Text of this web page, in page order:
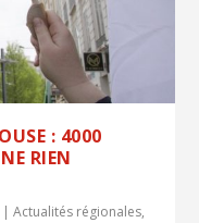
: 4000
RIEN
|Actualités régionales,